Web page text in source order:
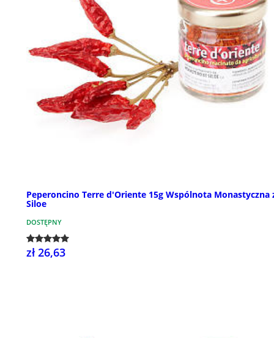
Peperoncino Terre d'Oriente 15g Wspólnota Monastyczna
Siloe
DOSTĘPNY
zł 26,63